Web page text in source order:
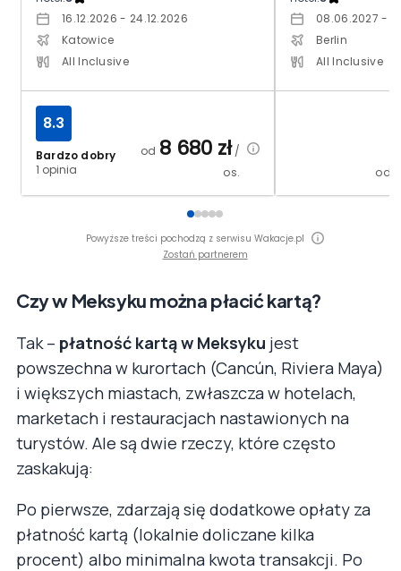
16.12.2026 - 24.12.2026
Katowice
All Inclusive
Bardzo dobry
1 opinia
8.3
od 8 680 zł/
os.
08.06.2027 -
Berlin
All Inclusive
od
Powyższe treści pochodzą z serwisu Wakacje.pl
Zostań partnerem
Czy w Meksyku można płacić kartą?
Tak – płatność kartą w Meksyku jest
powszechna w kurortach (Cancún, Riviera Maya)
i większych miastach, zwłaszcza w hotelach,
marketach i restauracjach nastawionych na
turystów. Ale są dwie rzeczy, które często
zaskakują:
Po pierwsze, zdarzają się dodatkowe opłaty za
płatność kartą (lokalnie doliczane kilka
procent) albo minimalna kwota transakcji. Po